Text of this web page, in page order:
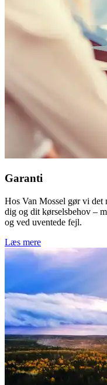
Garanti
Hos Van Mossel gør vi det
dig og dit kørselsbehov –
og ved uventede fejl.
Læs mere